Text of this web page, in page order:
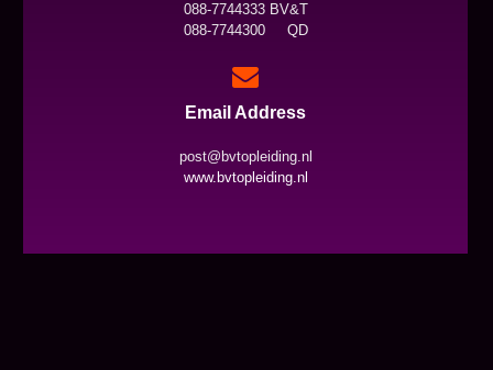
088-7744333 BV&T
088-7744300 QD
Email Address
post@bvtopleiding.nl
www.bvtopleiding.nl